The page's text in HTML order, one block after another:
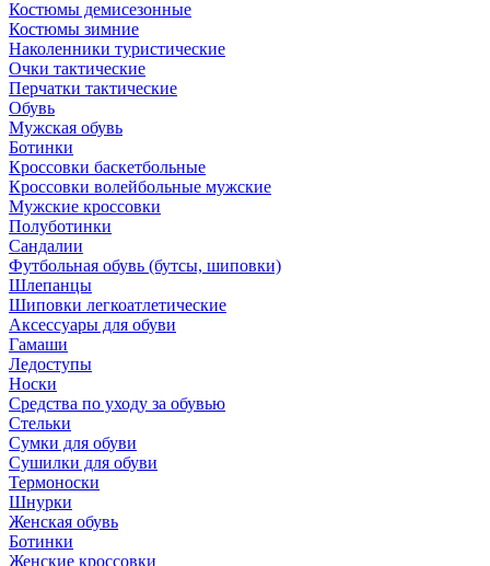
Костюмы демисезонные
Костюмы зимние
Наколенники туристические
Очки тактические
Перчатки тактические
Обувь
Мужская обувь
Ботинки
Кроссовки баскетбольные
Кроссовки волейбольные мужские
Мужские кроссовки
Полуботинки
Сандалии
Футбольная обувь (бутсы, шиповки)
Шлепанцы
Шиповки легкоатлетические
Аксессуары для обуви
Гамаши
Ледоступы
Носки
Средства по уходу за обувью
Стельки
Сумки для обуви
Сушилки для обуви
Термоноски
Шнурки
Женская обувь
Ботинки
Женские кроссовки